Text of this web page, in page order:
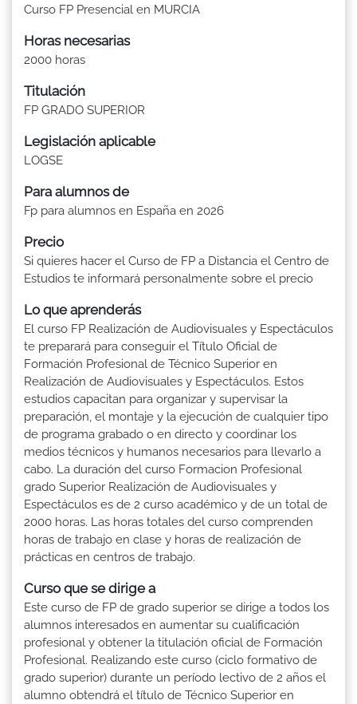
Curso FP Presencial en MURCIA
Horas necesarias
2000 horas
Titulación
FP GRADO SUPERIOR
Legislación aplicable
LOGSE
Para alumnos de
Fp para alumnos en España en 2026
Precio
Si quieres hacer el Curso de FP a Distancia el Centro de
Estudios te informará personalmente sobre el precio
Lo que aprenderás
El curso FP Realización de Audiovisuales y Espectáculos
te preparará para conseguir el Título Oficial de
Formación Profesional de Técnico Superior en
Realización de Audiovisuales y Espectáculos. Estos
estudios capacitan para organizar y supervisar la
preparación, el montaje y la ejecución de cualquier tipo
de programa grabado o en directo y coordinar los
medios técnicos y humanos necesarios para llevarlo a
cabo. La duración del curso Formacion Profesional
grado Superior Realización de Audiovisuales y
Espectáculos es de 2 curso académico y de un total de
2000 horas. Las horas totales del curso comprenden
horas de trabajo en clase y horas de realización de
prácticas en centros de trabajo.
Curso que se dirige a
Este curso de FP de grado superior se dirige a todos los
alumnos interesados en aumentar su cualificación
profesional y obtener la titulación oficial de Formación
Profesional. Realizando este curso (ciclo formativo de
grado superior) durante un período lectivo de 2 años el
alumno obtendrá el título de Técnico Superior en